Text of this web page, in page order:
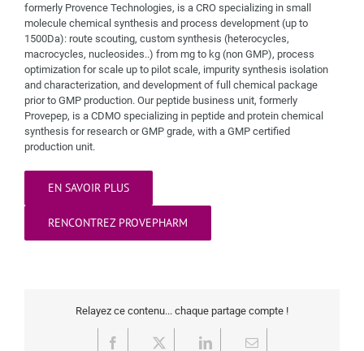
formerly Provence Technologies, is a CRO specializing in small
molecule chemical synthesis and process development (up to
1500Da): route scouting, custom synthesis (heterocycles,
macrocycles, nucleosides..) from mg to kg (non GMP), process
optimization for scale up to pilot scale, impurity synthesis isolation
and characterization, and development of full chemical package
prior to GMP production. Our peptide business unit, formerly
Provepep, is a CDMO specializing in peptide and protein chemical
synthesis for research or GMP grade, with a GMP certified
production unit.
EN SAVOIR PLUS
RENCONTREZ PROVEPHARM
Relayez ce contenu... chaque partage compte !
Facebook LinkedInEmail